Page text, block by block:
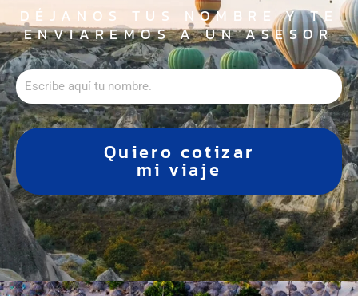
DÉJANOS TUS NOMBRE Y TE
ENVIAREMOS A UN ASESOR
Quiero cotizar
mi viaje